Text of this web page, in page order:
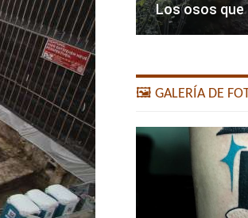
Los osos
🖼️ GALERÍA DE